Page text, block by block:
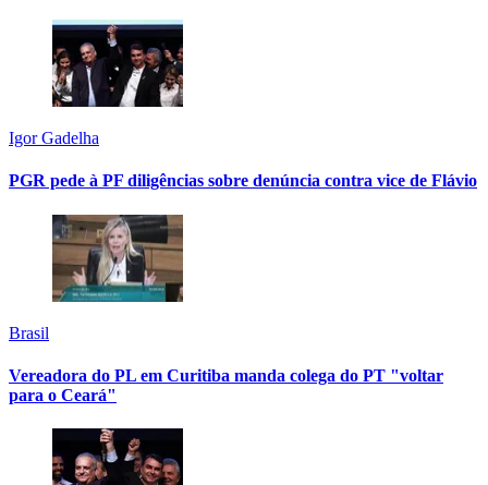
Igor Gadelha
PGR pede à PF diligências sobre denúncia contra vice de Flávio
Brasil
Vereadora do PL em Curitiba manda colega do PT "voltar
para o Ceará"